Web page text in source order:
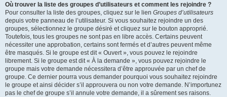
Où trouver la liste des groupes d’utilisateurs et comment les rejoindre ?
Pour consulter la liste des groupes, cliquez sur le lien Groupes d’utilisateurs
depuis votre panneau de l’utilisateur. Si vous souhaitez rejoindre un des
groupes, sélectionnez le groupe désiré et cliquez sur le bouton approprié.
Toutefois, tous les groupes ne sont pas en libre accès. Certains peuvent
nécessiter une approbation, certains sont fermés et d’autres peuvent même
être masqués. Si le groupe est dit « Ouvert », vous pouvez le rejoindre
librement. Si le groupe est dit « À la demande », vous pouvez rejoindre le
groupe mais votre demande nécessitera d’être approuvée par un chef de
groupe. Ce dernier pourra vous demander pourquoi vous souhaitez rejoindre
le groupe et ainsi décider s’il approuvera ou non votre demande. N’importunez
pas le chef de groupe s’il annule votre demande, il a sûrement ses raisons.